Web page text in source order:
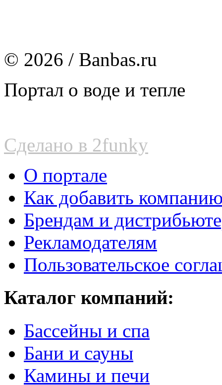
© 2026 / Banbas.ru
Портал о воде и тепле
Сделано в 2funky
О портале
Как добавить
Брендам и
Рекламодателям
Пользовательское
Каталог компаний:
Бассейны и спа
Бани и сауны
Камины и печи